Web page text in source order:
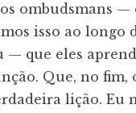
ombudsmans —
isso ao longo
— que eles
Que, no fim,
lição. Eu